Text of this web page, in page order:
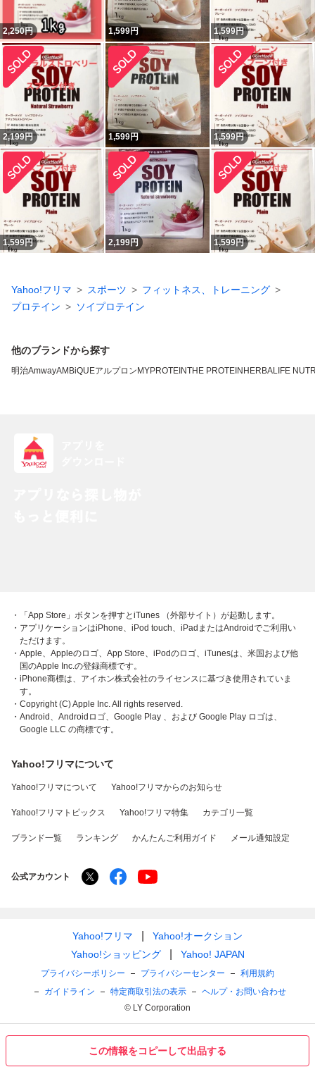
この情報をコピーして出品する
2,250円 1,599円 1,599円
2,199円 1,599円 1,599円
1,599円 2,199円 1,599円
Yahoo!フリマ スポーツ
フィットネス、トレーニング
プロテイン
ソイプロテイン
他のブランドから探す
明治AmwayAMBiQUEアルプロン MYPROTEINTHE PROTEIN HERBALIFE
・「App Store」ボタンを押すとiTunes （外部サイト）が起動します。
・アプリケーションはiPhone、iPod touch、iPadまたはAndroidでご利用い
ただけます。
・Apple、Appleのロゴ、App Store、iPodのロゴ、iTunesは、米国および他
国のApple Inc.の登録商標です。
・iPhone商標は、アイホン株式会社のライセンスに基づき使用されていま
す。
・Copyright (C) Apple Inc. All rights reserved.
・Android、Androidロゴ、Google Play 、および Google Play ロゴは、
Google LLC の商標です。
Yahoo!フリマについて
Yahoo!フリマについて Yahoo!フリマからのお知らせ
Yahoo!フリマトピックス Yahoo!フリマ特集 カテゴリ一覧
ブランド一覧 ランキング かんたんご利用ガイド メール通知設定
公式アカウント
Yahoo!フリマ
Yahoo!オークション
Yahoo!ショッピング
Yahoo! JAPAN
プライバシーポリシー プライバシーセンター
利用規約
ガイドライン
特定商取引法の表示
ヘルプ・お問い合わせ
© LY Corporation